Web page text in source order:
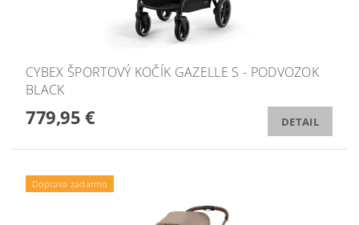
CYBEX ŠPORTOVÝ KOČÍK GAZELLE S - PODVOZOK
BLACK
779,95 € DETAIL
Doprava zadarmo